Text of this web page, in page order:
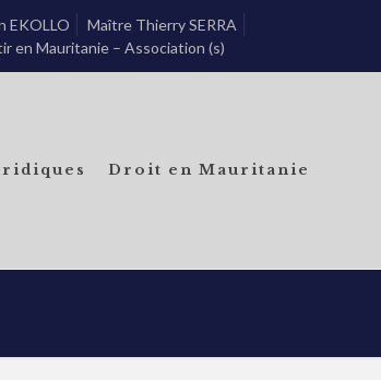
EKOLLO
Maître Thierry SERRA
en Mauritanie – Association (s)
Droit en Mauritanie